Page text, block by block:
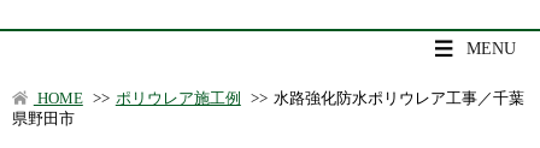
MENU
HOME >> ポリウレア施工例 >> 水路強化防水ポリウレア工事／千葉
県野田市